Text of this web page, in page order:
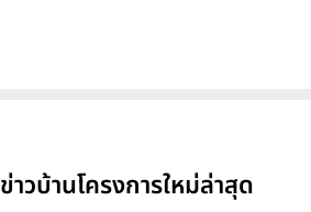
ข่าวบ้านโครงการใหม่ล่าสุด